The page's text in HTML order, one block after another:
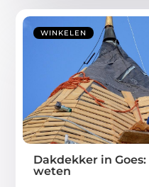
WINKELEN
Dakdekker in
weten